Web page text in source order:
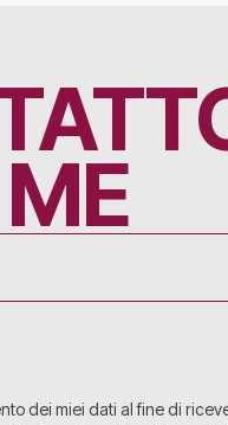
dei miei dati al fine di